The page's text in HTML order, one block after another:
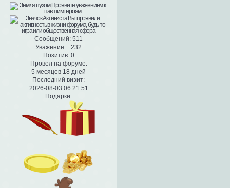
Сообщений: 511
Уважение: +232
Позитив: 0
Провел на форуме:
5 месяцев 18 дней
Последний визит:
2026-08-03 06:21:51
Подарки: